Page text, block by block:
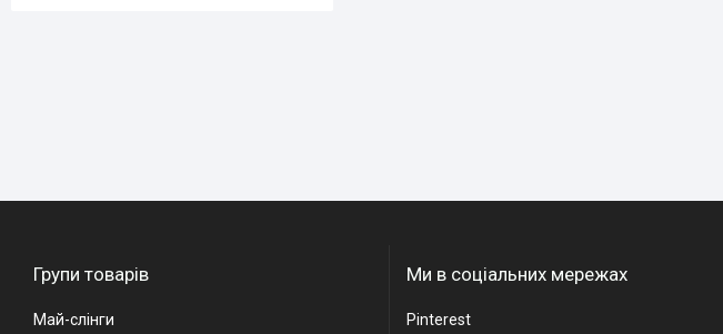
Групи товарів
Май-слінги
Ми в соціальних мережах
Pinterest